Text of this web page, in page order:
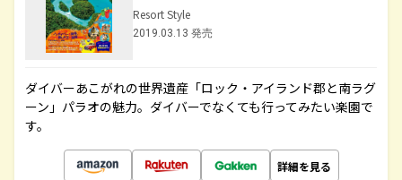
Resort Style
2019.03.13 発売
ダイバーあこがれの世界遺産「ロック・アイランド郡と南ラグ
ーン」パラオの魅力。ダイバーでなくても行ってみたい楽園で
す。
詳細を見る